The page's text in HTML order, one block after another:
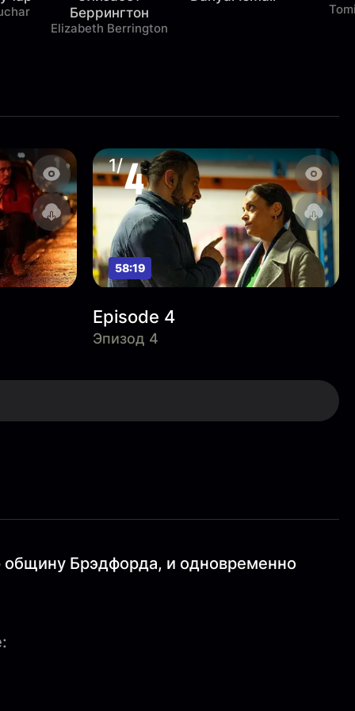
Беррингтон
Elizabeth Berrington
1/4
58:19
Episode 4
Эпизод 4
общину Брэдфорда, и одновременно